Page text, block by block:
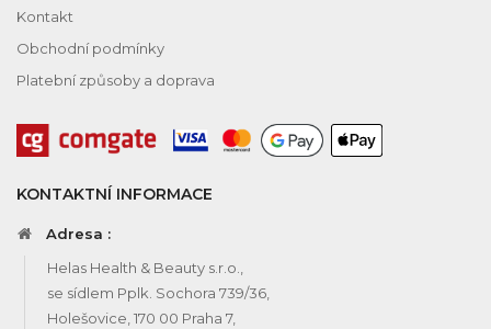
Kontakt
Obchodní podmínky
Platební způsoby a doprava
KONTAKTNÍ INFORMACE
Adresa :
Helas Health & Beauty s.r.o.,
se sídlem Pplk. Sochora 739/36,
Holešovice, 170 00 Praha 7,